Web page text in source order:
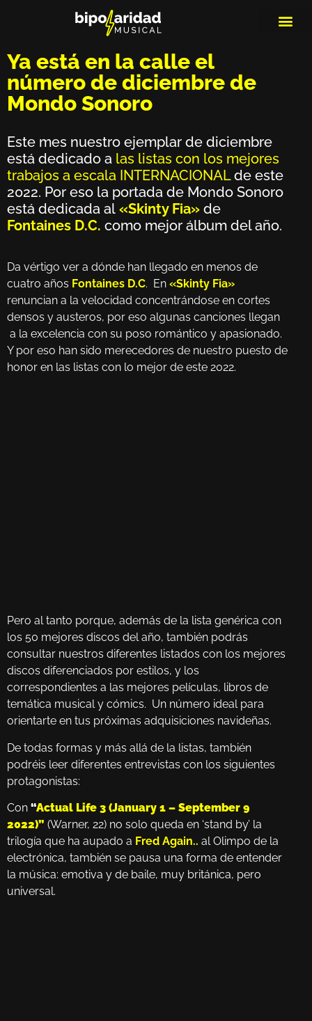
Ya está en la calle el
número de diciembre de
Mondo Sonoro
Este mes nuestro ejemplar de diciembre
está dedicado a las listas con los mejores
trabajos a escala INTERNACIONALde este
2022. Por eso la portada de Mondo Sonoro
está dedicada al «Skinty Fia» de
Fontaines D.C. como mejor álbum del año.
Da vértigo ver a dónde han llegado en menos de
cuatro años Fontaines D.C. En «Skinty Fia»
renuncian a la velocidad concentrándose en cortes
densos y austeros, por eso algunas canciones llegan
a la excelencia con su poso romántico y apasionado.
Y por eso han sido merecedores de nuestro puesto de
honor en las listas con lo mejor de este 2022.
Pero al tanto porque, además de la lista genérica con
los 50 mejores discos del año, también podrás
consultar nuestros diferentes listados con los mejores
discos diferenciados por estilos, y los
correspondientes a las mejores películas, libros de
temática musical y cómics. Un número ideal para
orientarte en tus próximas adquisiciones navideñas.
De todas formas y más allá de la listas, también
podréis leer diferentes entrevistas con los siguientes
protagonistas:
Con “Actual Life 3 (January 1 – September 9
2022)” (Warner, 22) no solo queda en ‘stand by’ la
trilogía que ha aupado a Fred Again.. al Olimpo de la
electrónica, también se pausa una forma de entender
la música: emotiva y de baile, muy británica, pero
universal.